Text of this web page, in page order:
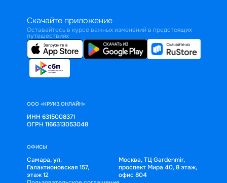
Скачайте приложение
Оставайтесь в курсе важных изменений в предстоящих
путешествиях
ООО «КРУИЗ.ОНЛАЙН»
ИНН 6315008371
ОГРН 1166313053048
ОФИСЫ
Самара, ул.
Галактионовская 157,
этаж 12
Москва, ТЦ Gardenmir,
проспект Мира 40, 8 этаж,
офис 804